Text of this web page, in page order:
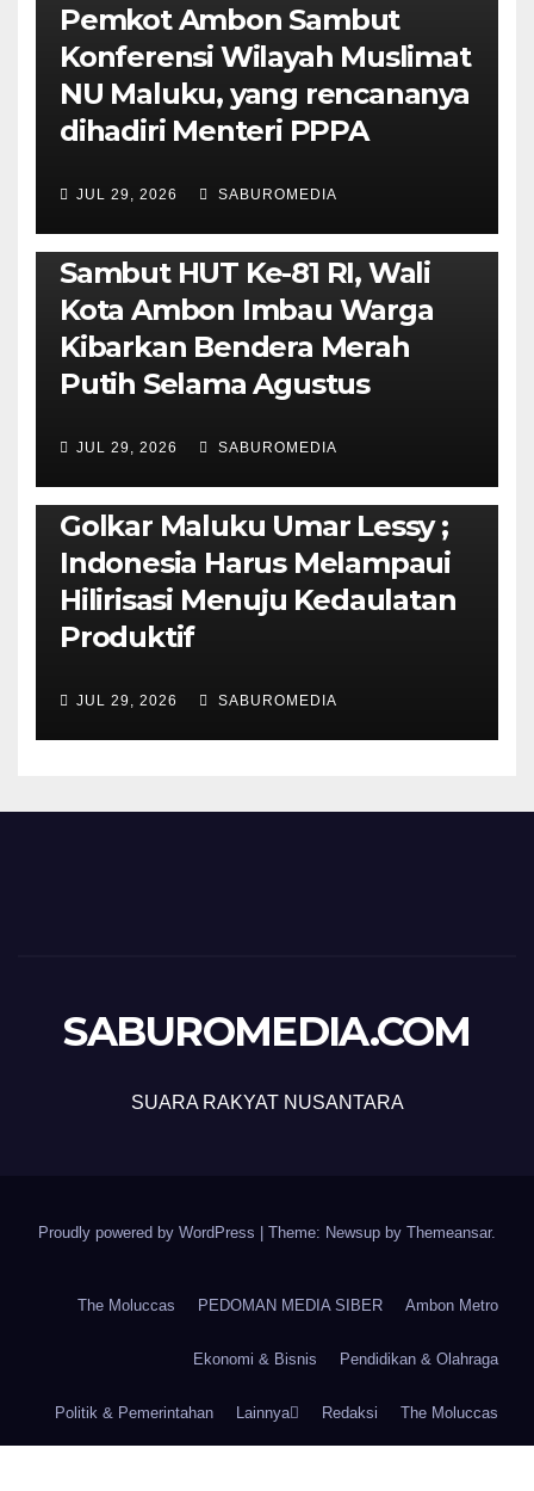
Pemkot Ambon Sambut
Konferensi Wilayah Muslimat
NU Maluku, yang rencananya
dihadiri Menteri PPPA
JUL 29, 2026 SABUROMEDIA
AMBON METRO POLITIK & PEMERINTAHAN
Sambut HUT Ke-81 RI, Wali
Kota Ambon Imbau Warga
Kibarkan Bendera Merah
Putih Selama Agustus
JUL 29, 2026 SABUROMEDIA
PENDIDIKAN & OLAHRAGA THE MOLUCCAS
Isi Materi LK-III HMI, Ketua
Golkar Maluku Umar Lessy ;
Indonesia Harus Melampaui
Hilirisasi Menuju Kedaulatan
Produktif
JUL 29, 2026 SABUROMEDIA
SABUROMEDIA.COM
SUARA RAKYAT NUSANTARA
Proudly powered by WordPress Theme: Newsup by Themeansar.
The Moluccas PEDOMAN MEDIA SIBER Ambon Metro
Ekonomi & Bisnis Pendidikan & Olahraga
Politik & Pemerintahan Lainnya Redaksi The Moluccas